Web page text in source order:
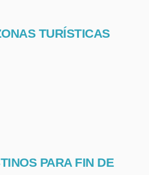
TURÍSTICAS
PARA FIN DE